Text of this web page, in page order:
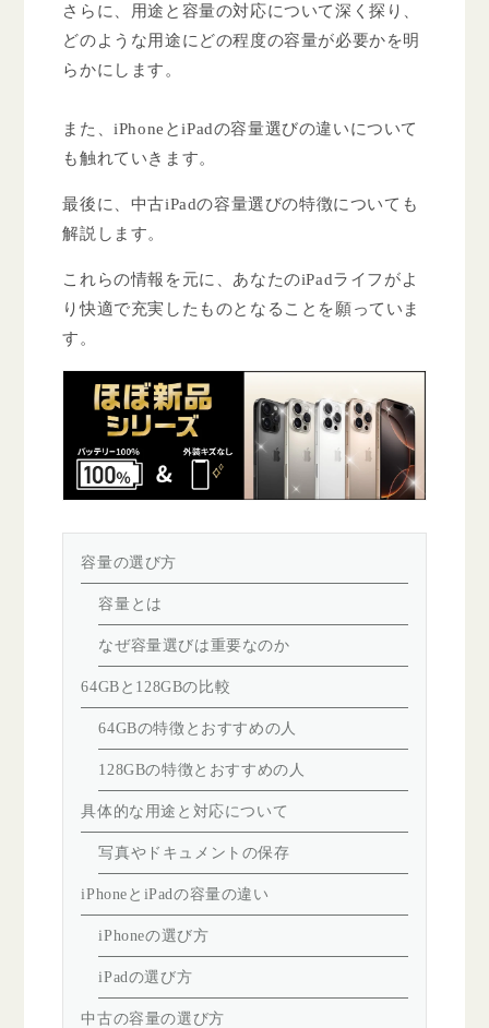
さらに、用途と容量の対応について深く探り、
どのような用途にどの程度の容量が必要かを明
らかにします。
また、iPhoneとiPadの容量選びの違いについて
も触れていきます。
最後に、中古iPadの容量選びの特徴についても
解説します。
これらの情報を元に、あなたのiPadライフがよ
り快適で充実したものとなることを願っていま
す。
容量の選び方
容量とは
なぜ容量選びは重要なのか
64GBと128GBの比較
64GBの特徴とおすすめの人
128GBの特徴とおすすめの人
具体的な用途と対応について
写真やドキュメントの保存
iPhoneとiPadの容量の違い
iPhoneの選び方
iPadの選び方
中古の容量の選び方